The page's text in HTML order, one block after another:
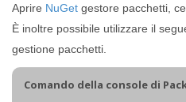
Aprire NuGet gestore pacchetti,
È inoltre possibile utilizzare il
gestione pacchetti.
Comando della console di